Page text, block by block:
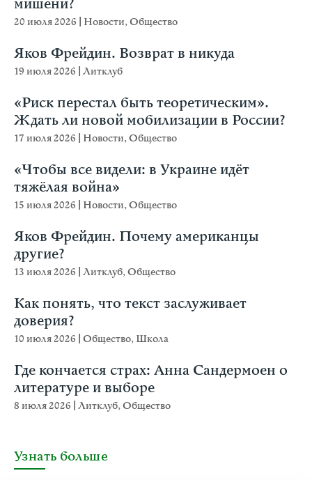
мишени?
20 июля 2026 Новости,Общество
Яков Фрейдин. Возврат в никуда
19 июля 2026 Литклуб
«Риск перестал быть теоретическим».
Ждать ли новой мобилизации в России?
17 июля 2026 Новости,Общество
«Чтобы все видели: в Украине идёт
тяжёлая война»
15 июля 2026 Новости,Общество
Яков Фрейдин. Почему американцы
другие?
13 июля 2026 Литклуб,Общество
Как понять, что текст заслуживает
доверия?
10 июля 2026 Общество, Школа
Где кончается страх: Анна Сандермоен о
литературе и выборе
8 июля 2026 Литклуб,Общество
Узнать больше